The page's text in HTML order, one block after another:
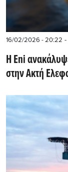
16/02/2026 - 20:22 -
Η Eni
στην Ακτή